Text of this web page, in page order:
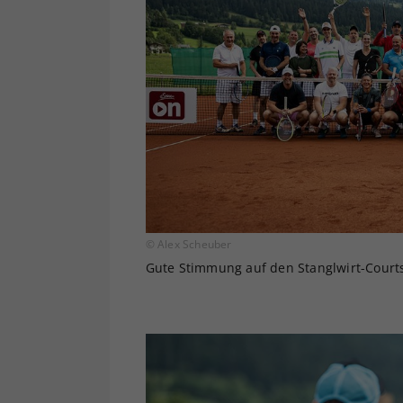
© Alex Scheuber
Gute Stimmung auf den Stanglwirt-